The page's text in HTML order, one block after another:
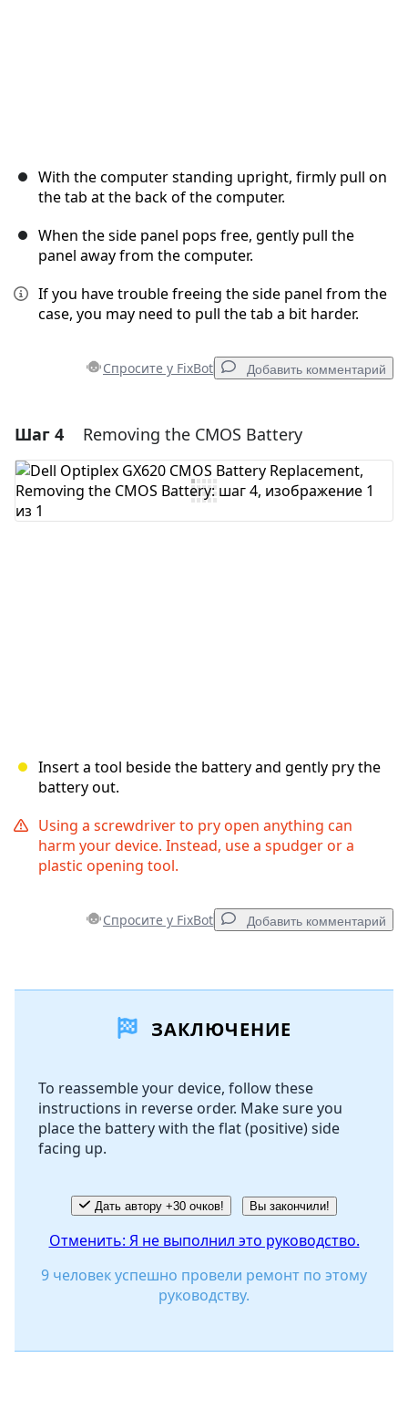
With the computer standing upright, firmly pull on
the tab at the back of the computer.
When the side panel pops free, gently pull the
panel away from the computer.
If you have trouble freeing the side panel from the
case, you may need to pull the tab a bit harder.
Спросите у FixBot Добавить комментарий
Добавить комментарий
Добавить комментарий
Шаг 4 Removing the CMOS Battery
Insert a tool beside the battery and gently pry the
battery out.
Using a screwdriver to pry open anything can
harm your device. Instead, use a spudger or a
plastic opening tool.
Спросите у FixBot Добавить комментарий
Добавить комментарий
Отмена Оставить комментарий
ЗАКЛЮЧЕНИЕ
To reassemble your device, follow these
instructions in reverse order. Make sure you
place the battery with the flat (positive) side
facing up.
Дать автору +30 очков! Вы закончили!
Отменить: Я не выполнил это руководство.
9 человек успешно провели ремонт по этому
руководству.